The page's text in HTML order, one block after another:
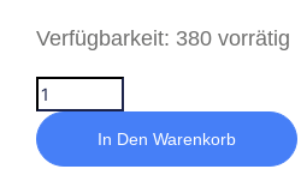
Verfügbarkeit: 380 vorrätig
In Den Warenkorb